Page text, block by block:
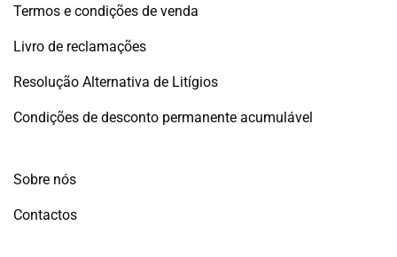
Termos e condições de venda
Livro de reclamações
Resolução Alternativa de Litígios
Condições de desconto permanente acumulável
Sobre nós
Contactos